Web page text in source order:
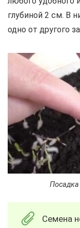
глубиной 2 см. В
одно от другого
Семена